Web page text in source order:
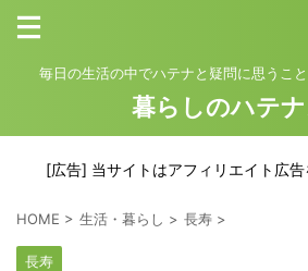
毎日の生活の中でハテナと疑問に思うこと
暮らしのハテ
[広告] 当サイトはアフィリエイト広告
HOME > 生活・暮らし > 長寿 >
長寿